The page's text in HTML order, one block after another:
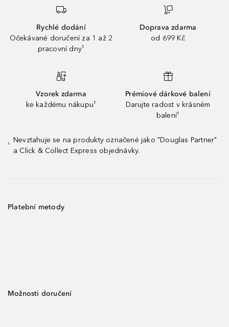
Rychlé dodání
Očekávané doručení za 1 až 2
pracovní dny¹
Doprava zdarma
od 699 Kč
Vzorek zdarma
ke každému nákupu¹
Prémiové dárkové balení
Darujte radost v krásném
balení¹
¹
Nevztahuje se na produkty označené jako "Douglas Partner"
a Click & Collect Express objednávky.
Platební metody
Možnosti doručení